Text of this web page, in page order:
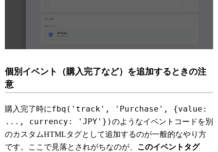
個別イベント（購入完了など）を追加するときの注
意
購入完了時にfbq('track', 'Purchase', {value:
..., currency: 'JPY'})のようなイベントコードを別
のカスタムHTMLタグとして追加するのが一般的なやり方
です。ここで見落とされがちなのが、 このイベントタグ